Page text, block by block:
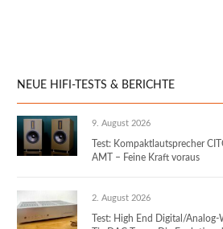
NEUE HIFI-TESTS & BERICHTE
9. August 2026
Test: Kompaktlautsprecher
AMT – Feine Kraft voraus
2. August 2026
Test: High End Digital/